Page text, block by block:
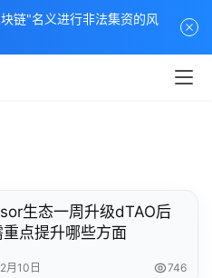
生态一周升级dTAO后
点提升哪些方面
月10日 746
链"名义进行非法集资的风